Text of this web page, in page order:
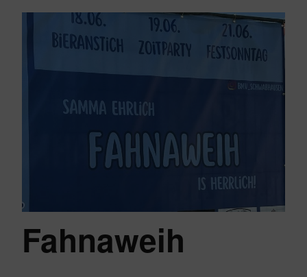
Fahnaweih